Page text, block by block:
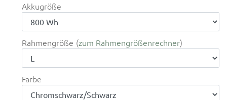
Akkugröße
Rahmengröße zum Rahmengrößenrechner
Farbe